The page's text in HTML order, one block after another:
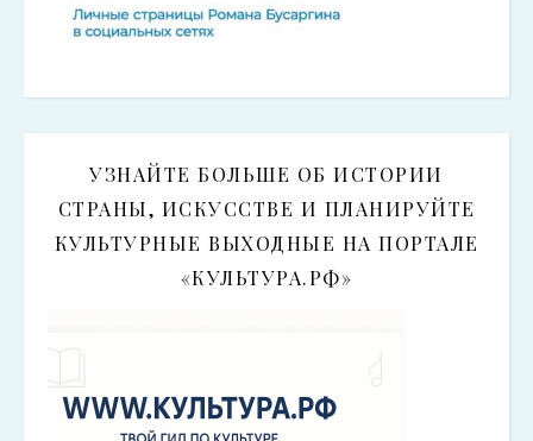
УЗНАЙТЕ БОЛЬШЕ ОБ ИСТОРИИ
СТРАНЫ, ИСКУССТВЕ И ПЛАНИРУЙТЕ
КУЛЬТУРНЫЕ ВЫХОДНЫЕ НА ПОРТАЛЕ
«КУЛЬТУРА.РФ»